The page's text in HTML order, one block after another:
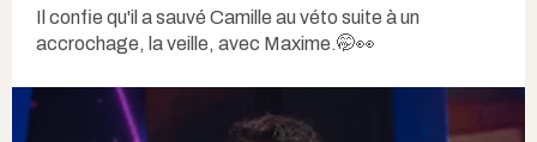
Il confie qu'il a sauvé Camille au véto suite à un
accrochage, la veille, avec Maxime.🤭👀